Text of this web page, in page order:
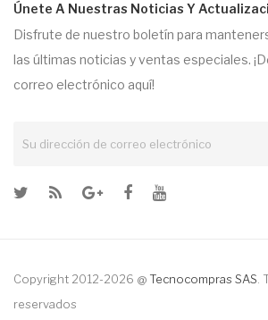
Únete A Nuestras Noticias Y
Disfrute de nuestro boletín para
las últimas noticias y ventas especiales.
correo electrónico aquí!
Copyright 2012-2026 @ Tecnocompras SAS
reservados